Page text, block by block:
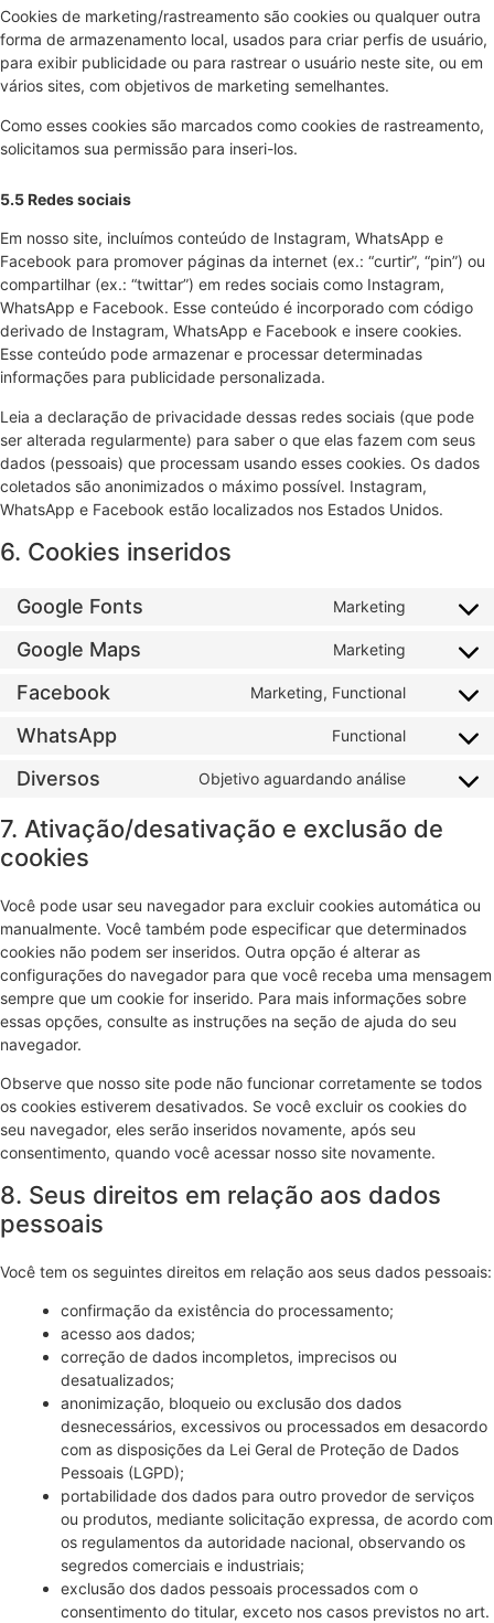
Cookies de marketing/rastreamento são cookies ou qualquer outra
forma de armazenamento local, usados para criar perfis de usuário,
para exibir publicidade ou para rastrear o usuário neste site, ou em
vários sites, com objetivos de marketing semelhantes.
Como esses cookies são marcados como cookies de rastreamento,
solicitamos sua permissão para inseri-los.
5.5 Redes sociais
Em nosso site, incluímos conteúdo de Instagram, WhatsApp e
Facebook para promover páginas da internet (ex.: “curtir”, “pin”) ou
compartilhar (ex.: “twittar”) em redes sociais como Instagram,
WhatsApp e Facebook. Esse conteúdo é incorporado com código
derivado de Instagram, WhatsApp e Facebook e insere cookies.
Esse conteúdo pode armazenar e processar determinadas
informações para publicidade personalizada.
Leia a declaração de privacidade dessas redes sociais (que pode
ser alterada regularmente) para saber o que elas fazem com seus
dados (pessoais) que processam usando esses cookies. Os dados
coletados são anonimizados o máximo possível. Instagram,
WhatsApp e Facebook estão localizados nos Estados Unidos.
6. Cookies inseridos
Google Fonts Marketing
Google Maps Marketing
Facebook Marketing, Functional
WhatsApp Functional
Diversos Objetivo aguardando análise
7. Ativação/desativação e exclusão de
cookies
Você pode usar seu navegador para excluir cookies automática ou
manualmente. Você também pode especificar que determinados
cookies não podem ser inseridos. Outra opção é alterar as
configurações do navegador para que você receba uma mensagem
sempre que um cookie for inserido. Para mais informações sobre
essas opções, consulte as instruções na seção de ajuda do seu
navegador.
Observe que nosso site pode não funcionar corretamente se todos
os cookies estiverem desativados. Se você excluir os cookies do
seu navegador, eles serão inseridos novamente, após seu
consentimento, quando você acessar nosso site novamente.
8. Seus direitos em relação aos dados
pessoais
Você tem os seguintes direitos em relação aos seus dados pessoais:
confirmação da existência do processamento;
acesso aos dados;
correção de dados incompletos, imprecisos ou
desatualizados;
anonimização, bloqueio ou exclusão dos dados
desnecessários, excessivos ou processados em desacordo
com as disposições da Lei Geral de Proteção de Dados
Pessoais (LGPD);
portabilidade dos dados para outro provedor de serviços
ou produtos, mediante solicitação expressa, de acordo com
os regulamentos da autoridade nacional, observando os
segredos comerciais e industriais;
exclusão dos dados pessoais processados com o
consentimento do titular, exceto nos casos previstos no art.